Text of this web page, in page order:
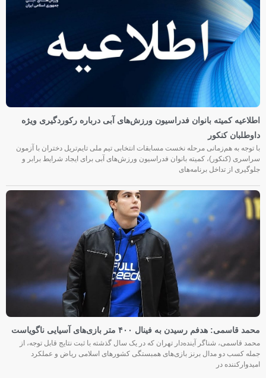
اطلاعیه کمیته بانوان فدراسیون ورزش‌های آبی درباره رکوردگیری ویژه
داوطلبان کنکور
با توجه به هم‌زمانی مرحله نخست مسابقات انتخابی تیم ملی تایم‌تریل دختران با آزمون
سراسری (کنکور)، کمیته بانوان فدراسیون ورزش‌های آبی برای ایجاد شرایط برابر و
جلوگیری از تداخل برنامه‌های
محمد قاسمی: هدفم رسیدن به فینال ۴۰۰ متر بازی‌های آسیایی ناگویاست
محمد قاسمی، شناگر آینده‌دار تهران که در یک سال گذشته با ثبت نتایج قابل توجه، از
جمله کسب دو مدال برنز بازی‌های همبستگی کشورهای اسلامی ریاض و عملکرد
امیدوارکننده در